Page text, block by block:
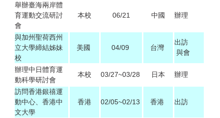
舉辦臺海兩岸體
育運動交流研討
會
本校 06/21 中國 辦理
與加州聖荷西州
立大學締結姊妹
校
美國 04/09 台灣
出訪
與會
辦理中日體育運
動科學研討會
本校 03/27~03/28 日本 辦理
訪問香港銀禧運
動中心、香港中
文大學
香港 02/05~02/13 香港 出訪